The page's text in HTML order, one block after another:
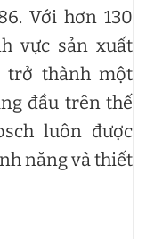
Với hơn 130
vực sản xuất
trở thành một
đầu trên thế
luôn được
năng và thiết